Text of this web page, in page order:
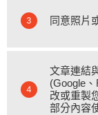
3 同意照片
4
文章連結
(Google
改或重製
部分內容